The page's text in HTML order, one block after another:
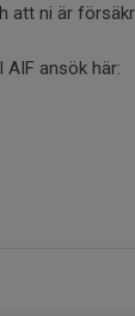
att ni är
AIF ansök här: